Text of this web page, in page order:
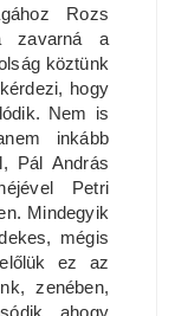
Rozs
zavarná a
köztünk
hogy
Nem is
inkább
Pál András
Petri
Mindegyik
mégis
ez az
zenében,
ahogy